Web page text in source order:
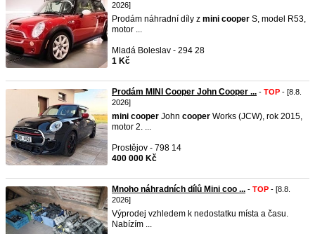
2026]
Prodám náhradní díly z mini cooper S, model R53,
motor ...
Mladá Boleslav - 294 28
1 Kč
Prodám MINI Cooper John Cooper ... - TOP - [8.8.
2026]
mini cooper John cooper Works (JCW), rok 2015,
motor 2. ...
Prostějov - 798 14
400 000 Kč
Mnoho náhradních dílů Mini coo ... - TOP - [8.8.
2026]
Výprodej vzhledem k nedostatku místa a času.
Nabízím ...